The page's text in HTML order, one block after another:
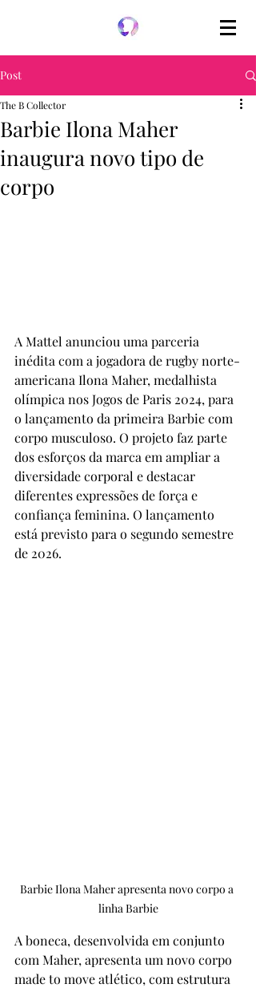
Post
Barbie Ilona Maher
inaugura novo tipo de
corpo
The B Collector
A Mattel anunciou uma parceria
inédita com a jogadora de rugby norte-
americana Ilona Maher, medalhista
olímpica nos Jogos de Paris 2024, para
o lançamento da primeira Barbie com
corpo musculoso. O projeto faz parte
dos esforços da marca em ampliar a
diversidade corporal e destacar
diferentes expressões de força e
confiança feminina. O lançamento
está previsto para o segundo semestre
de 2026.
Barbie Ilona Maher apresenta novo corpo a
linha Barbie
A boneca, desenvolvida em conjunto
com Maher, apresenta um novo corpo
made to move atlético, com estrutura